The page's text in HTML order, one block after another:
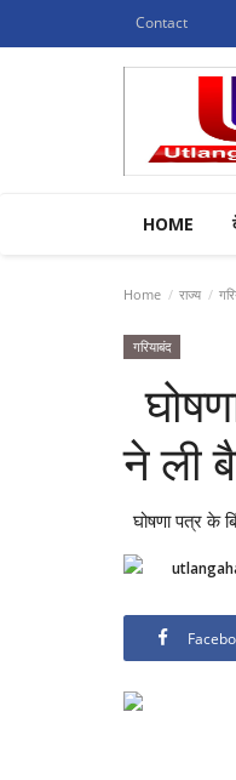
Contact
HOME
Home राज्य
गरियाबंद
ने ली
घोषणा पत्र के